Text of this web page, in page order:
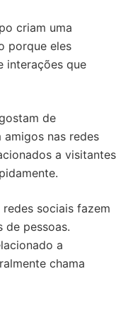
criam uma
porque eles
interações que
de
nas redes
a visitantes
sociais fazem
de pessoas.
a
chama